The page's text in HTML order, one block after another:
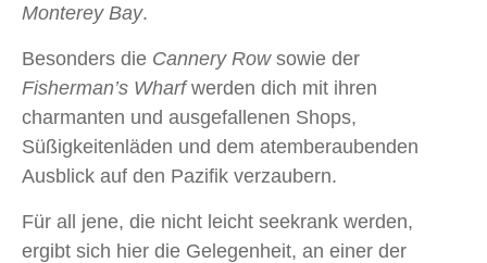
Monterey Bay.
Besonders die Cannery Rowsowie der
Fisherman’s Wharfwerden dich mit ihren
charmanten und ausgefallenen Shops,
Süßigkeitenläden und dem atemberaubenden
Ausblick auf den Pazifik verzaubern.
Für all jene, die nicht leicht seekrank werden,
ergibt sich hier die Gelegenheit, an einer der